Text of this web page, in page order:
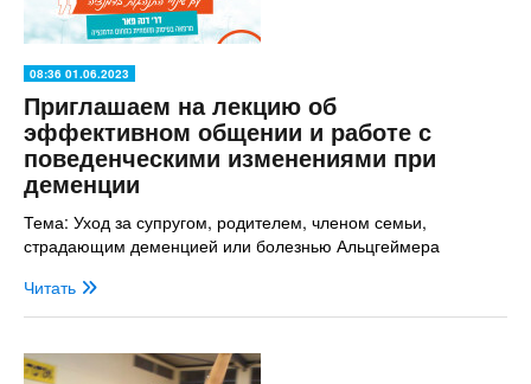
08:36 01.06.2023
Приглашаем на лекцию об
эффективном общении и работе с
поведенческими изменениями при
деменции
Тема: Уход за супругом, родителем, членом семьи,
страдающим деменцией или болезнью Альцгеймера
Читать